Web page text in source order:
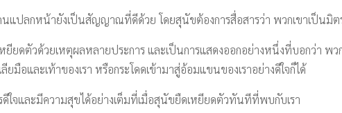
นแปลกหน้ายังเป็นสัญญาณที่ดีด้วย โดยสุนัขต้องการสื่อสารว่า พวกเขาเป็นมิ
ยียดตัวด้วยเหตุผลหลายประการ และเป็นการแสดงออกอย่างหนึ่งที่บอกว่า พว
ยมือและเท้าของเรา หรือกระโดดเข้ามาสู่อ้อมแขนของเราอย่างดีใจก็ได้
ดีใจและมีความสุขได้อย่างเต็มที่เมื่อสุนัขยืดเหยียดตัวทันทีที่พบกับเรา